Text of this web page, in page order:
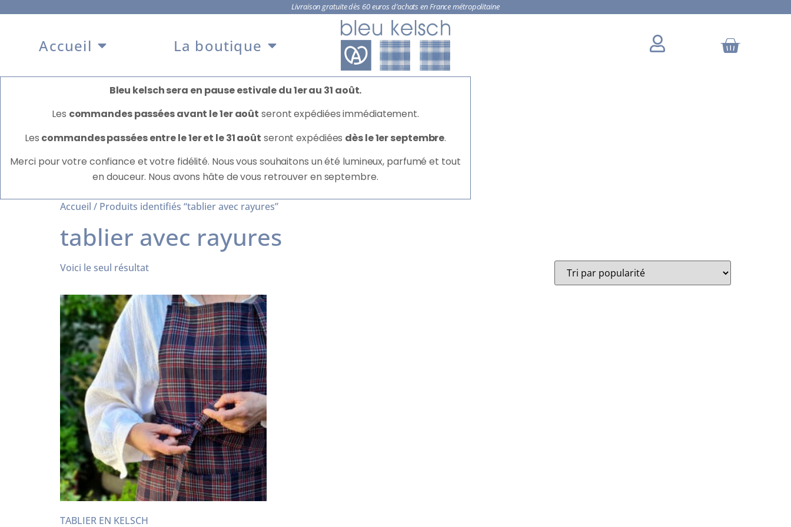
Livraison gratuite dès 60 euros d’achats en France métropolitaine
Accueil La boutique
Bleu kelsch sera en pause estivale du 1er au 31 août.
Les commandes passées avant le 1er août seront expédiées immédiatement.
Les commandes passées entre le 1er et le 31 août seront expédiées dès le 1er septembre.
Merci pour votre confiance et votre fidélité. Nous vous souhaitons un été lumineux, parfumé et tout
en douceur. Nous avons hâte de vous retrouver en septembre.
Accueil / Produits identifiés “tablier avec rayures”
tablier avec rayures
Voici le seul résultat
TABLIER EN KELSCH